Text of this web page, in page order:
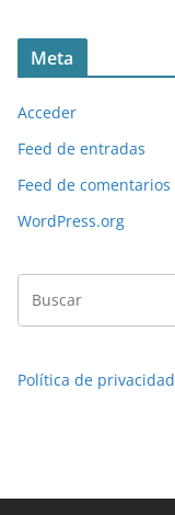
Meta
Acceder
Feed de entradas
Feed de comentarios
WordPress.org
Política de privacidad